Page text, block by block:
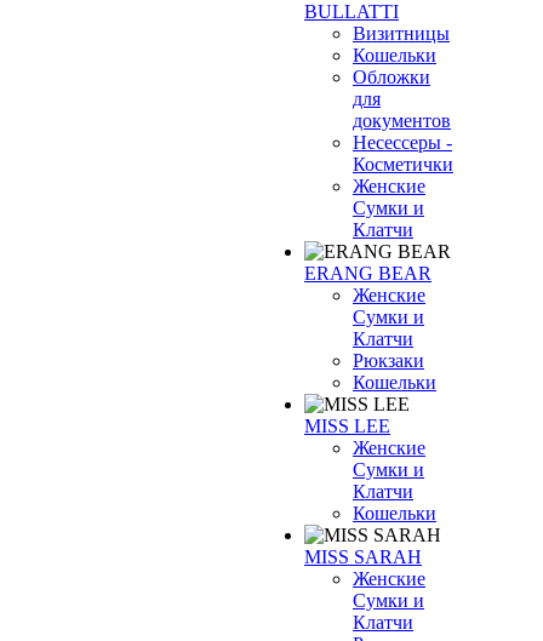
BULLATTI
Визитницы
Кошельки
Обложки
для
документов
Несессеры -
Косметички
Женские
Сумки и
Клатчи
ERANG BEAR
Женские
Сумки и
Клатчи
Рюкзаки
Кошельки
MISS LEE
Женские
Сумки и
Клатчи
Кошельки
MISS SARAH
Женские
Сумки и
Клатчи